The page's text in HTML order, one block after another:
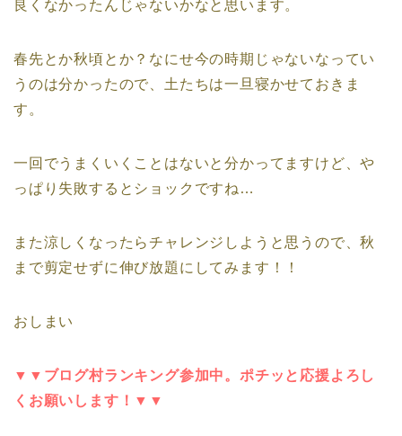
良くなかったんじゃないかなと思います。
春先とか秋頃とか？なにせ今の時期じゃないなってい
うのは分かったので、土たちは一旦寝かせておきま
す。
一回でうまくいくことはないと分かってますけど、や
っぱり失敗するとショックですね…
また涼しくなったらチャレンジしようと思うので、秋
まで剪定せずに伸び放題にしてみます！！
おしまい
▼▼ブログ村ランキング参加中。ポチッと応援よろし
くお願いします！▼▼